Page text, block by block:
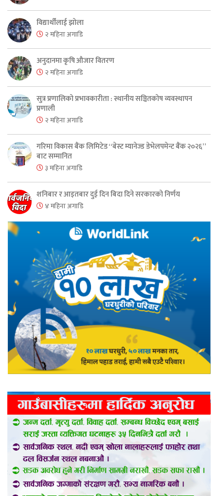
विद्यार्थीलाई झोला
२ महिना अगाडि
अनुदानमा कृषि औजार वितरण
२ महिना अगाडि
सुत्र प्रणालिको प्रभावकारीता : स्थानीय सञ्चितकोष व्यवस्थापन
प्रणाली
२ महिना अगाडि
गरिमा विकास बैंक लिमिटेड “बेस्ट म्यानेज्ड डेभेलपमेन्ट बैंक २०२६”
बाट सम्मानित
३ महिना अगाडि
शनिबार र आइतबार दुई दिन बिदा दिने सरकारको निर्णय
४ महिना अगाडि